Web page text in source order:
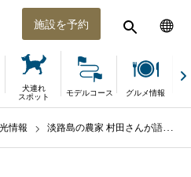
施設を予約
犬連れ
スポット
モデルコース グルメ情報
情報 淡路島の農家 村田さんが語る「循環型農業」への想い